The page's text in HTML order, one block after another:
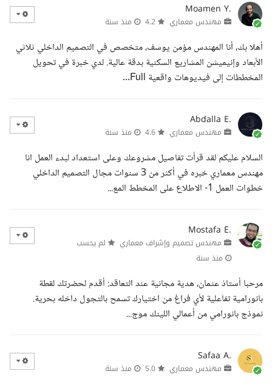
Moamen Y.
مهندس معماري منذ سنة
أهلا بك، أنا المهندس مؤمن يوسف، متخصص في التصميم الداخلي ثلاثي
الأبعاد وإنيميشن المشاريع السكنية بدقة عالية. لدي خبرة في تحويل
المخططات إلى فيديوهات واقعية Full...
Abdalla E.
مهندس معماري منذ سنة
السلام عليكم لقد قرأت تفاصيل مشروعك وعلى استعداد لبدء العمل انا
مهندس معماري خبره في أكثر من 3 سنوات مجال التصميم الداخلي
خطوات العمل 1- الاطلاع على المخطط المع...
Mostafa E.
مهندس تصميم وإشراف معماري
لم يحسب
منذ سنة
مرحبا أستاذ عثمان، هدية مجانية عند التعاقد: أقدم لحضرتك لقطة
بانورامية تفاعلية لأي فراغ من اختيارك تسمح بالتجول داخله بحرية.
نموذج بانورامي من أعمالي اللينك موج...
Safaa A.
مهندس معماري منذ سنة